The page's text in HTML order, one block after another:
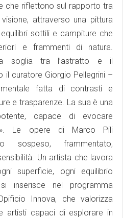
che riflettono sul rapporto tra
attraverso una pittura
sottili e campiture che
e frammenti di natura.
soglia tra l’astratto e il
il curatore Giorgio Pellegrini –
fatta di contrasti e
e trasparenze. La sua è una
capace di evocare
Le opere di Marco Pili
sospeso, frammentato,
Un artista che lavora
superficie, ogni equilibrio
inserisce nel programma
Innova, che valorizza
artisti capaci di esplorare in